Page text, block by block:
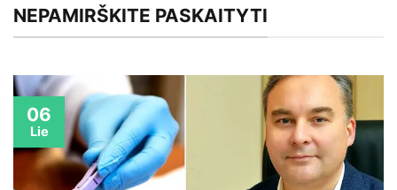
NEPAMIRŠKITE PASKAITYTI
06
Lie